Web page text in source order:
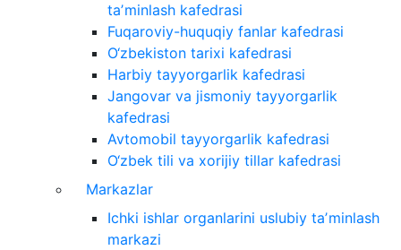
taʼminlash kafedrasi
Fuqaroviy-huquqiy fanlar kafedrasi
O‘zbekiston tarixi kafedrasi
Harbiy tayyorgarlik kafedrasi
Jangovar va jismoniy tayyorgarlik
kafedrasi
Avtomobil tayyorgarlik kafedrasi
O‘zbek tili va xorijiy tillar kafedrasi
Markazlar
Ichki ishlar organlarini uslubiy taʼminlash
markazi